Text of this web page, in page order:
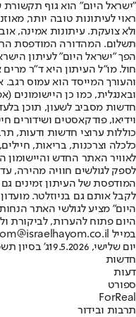
"ישראל היום" הוא גוף
ראוי לעיתונות טובה יותר,
ולא צועקת. עיתונות אמינה,
הפך "ישראל היום" לעיתון
חול. מו"ל העיתון היא ד"ר
והעורך המייסד הוא עמוס
חדשות מסביב לשעון, תוכן
וידיאו, פודקאסטים ושידורים
כוללות ערוצי חדשות ודעות,
לאוויר האתר החדש
לספק לגולשים חוויה מהירה,
המודפסת של העיתון זמינים
לקבל אותם גם בניוזלטר.
היום" מציע לגולשי האתר
היום פתוח להערות, לביקורת
במייל hayom@israelhayom.co.il.
יום שלישי, 19.5.2026
ג' בסיון
חדשות
דעות
ספורט
ForReal
תרבות ובידור